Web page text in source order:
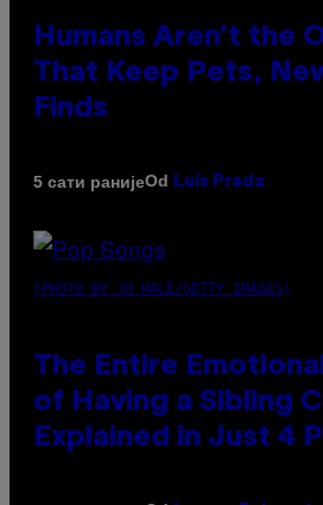
Humans Aren’t the
That Keep Pets,
Finds
5 сати ранијеOd Luis Prada
(PHOTO BY JO HALE/GETTY IMAGES)
The Entire
of Having a Sibling
Explained in Just 4